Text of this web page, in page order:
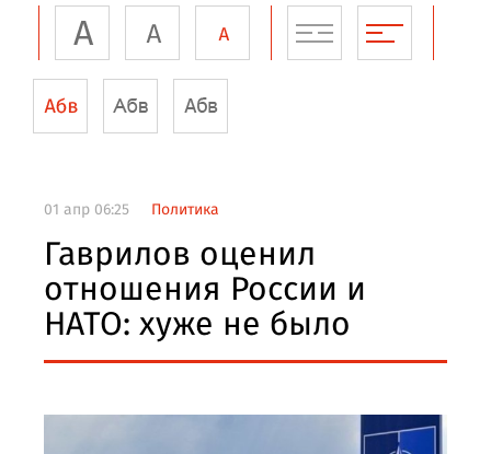
01 апр 06:25 Политика
Гаврилов оценил
отношения России и
НАТО: хуже не было